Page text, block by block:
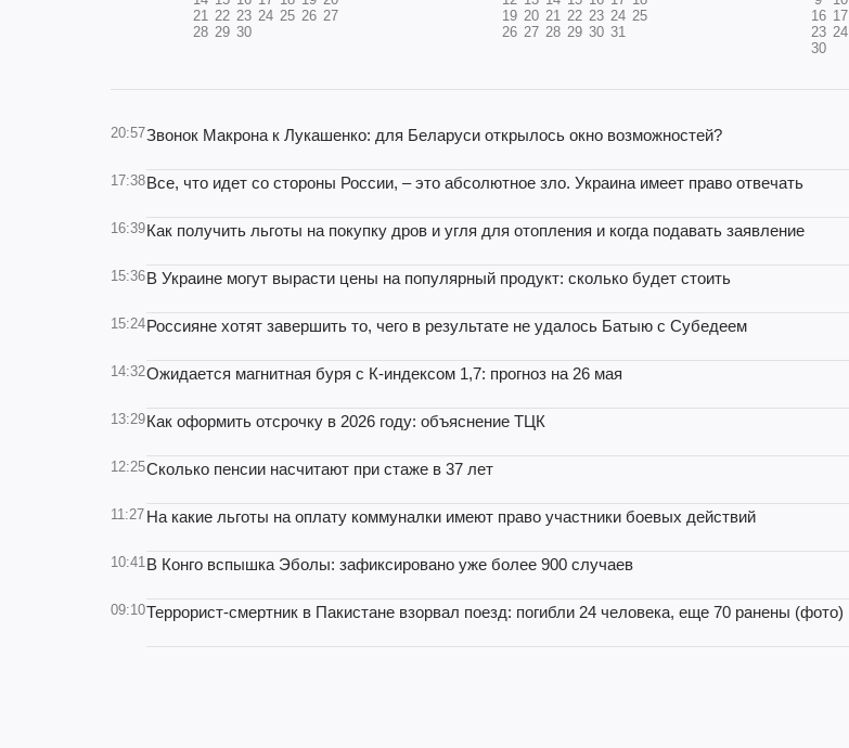
21 22 23 24 25 26 27
28 29 30
19 20 21 22 23 24 25
26 27 28 29 30 31
16 17
23 24
30
20:57Звонок Макрона к Лукашенко: для Беларуси открылось окно возможностей?
17:38Все, что идет со стороны России, – это абсолютное зло. Украина имеет право отвечать
16:39Как получить льготы на покупку дров и угля для отопления и когда подавать заявление
15:36В Украине могут вырасти цены на популярный продукт: сколько будет стоить
15:24Россияне хотят завершить то, чего в результате не удалось Батыю с Субедеем
14:32Ожидается магнитная буря с К-индексом 1,7: прогноз на 26 мая
13:29Как оформить отсрочку в 2026 году: объяснение ТЦК
12:25Сколько пенсии насчитают при стаже в 37 лет
11:27 На какие льготы на оплату коммуналки имеют право участники боевых действий
10:41В Конго вспышка Эболы: зафиксировано уже более 900 случаев
09:10Террорист-смертник в Пакистане взорвал поезд: погибли 24 человека, еще 70 ранены (фото)